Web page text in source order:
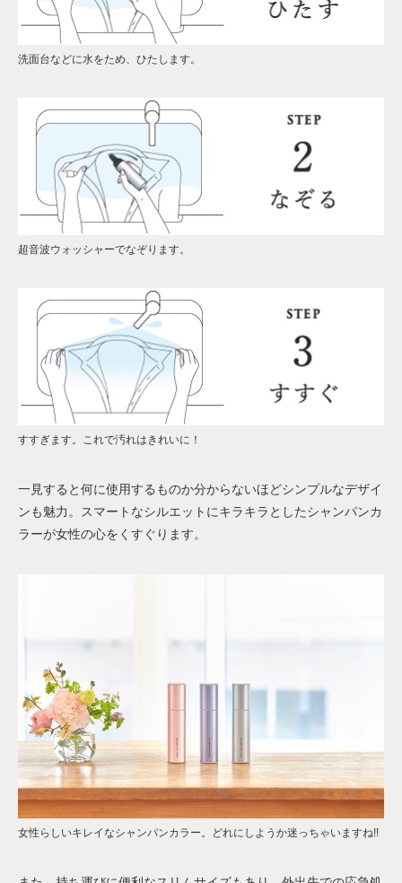
洗面台などに水をため、ひたします。
超音波ウォッシャーでなぞります。
すすぎます。これで汚れはきれいに！
一見すると何に使用するものか分からないほどシンプルなデザイ
ンも魅力。スマートなシルエットにキラキラとしたシャンパンカ
ラーが女性の心をくすぐります。
女性らしいキレイなシャンパンカラー。どれにしようか迷っちゃいますね!!